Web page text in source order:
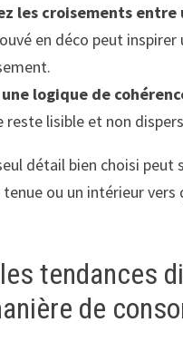
les croisements entre
en déco peut inspirer
logique de
reste lisible et non
détail bien choisi peut
tenue ou un intérieur vers
tendances
de